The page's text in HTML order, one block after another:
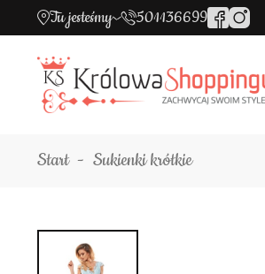
Tu jesteśmy 501136699
Start Sukienki krótkie